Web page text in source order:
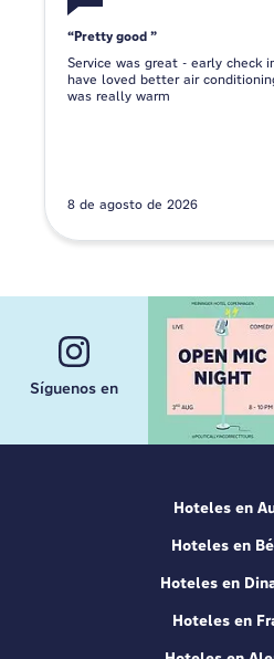
Pretty good
Service was great - early check
have loved better air
was really warm
8 de agosto de 2026
Síguenos en
Hoteles en
Hoteles en
Hoteles en
Hoteles en